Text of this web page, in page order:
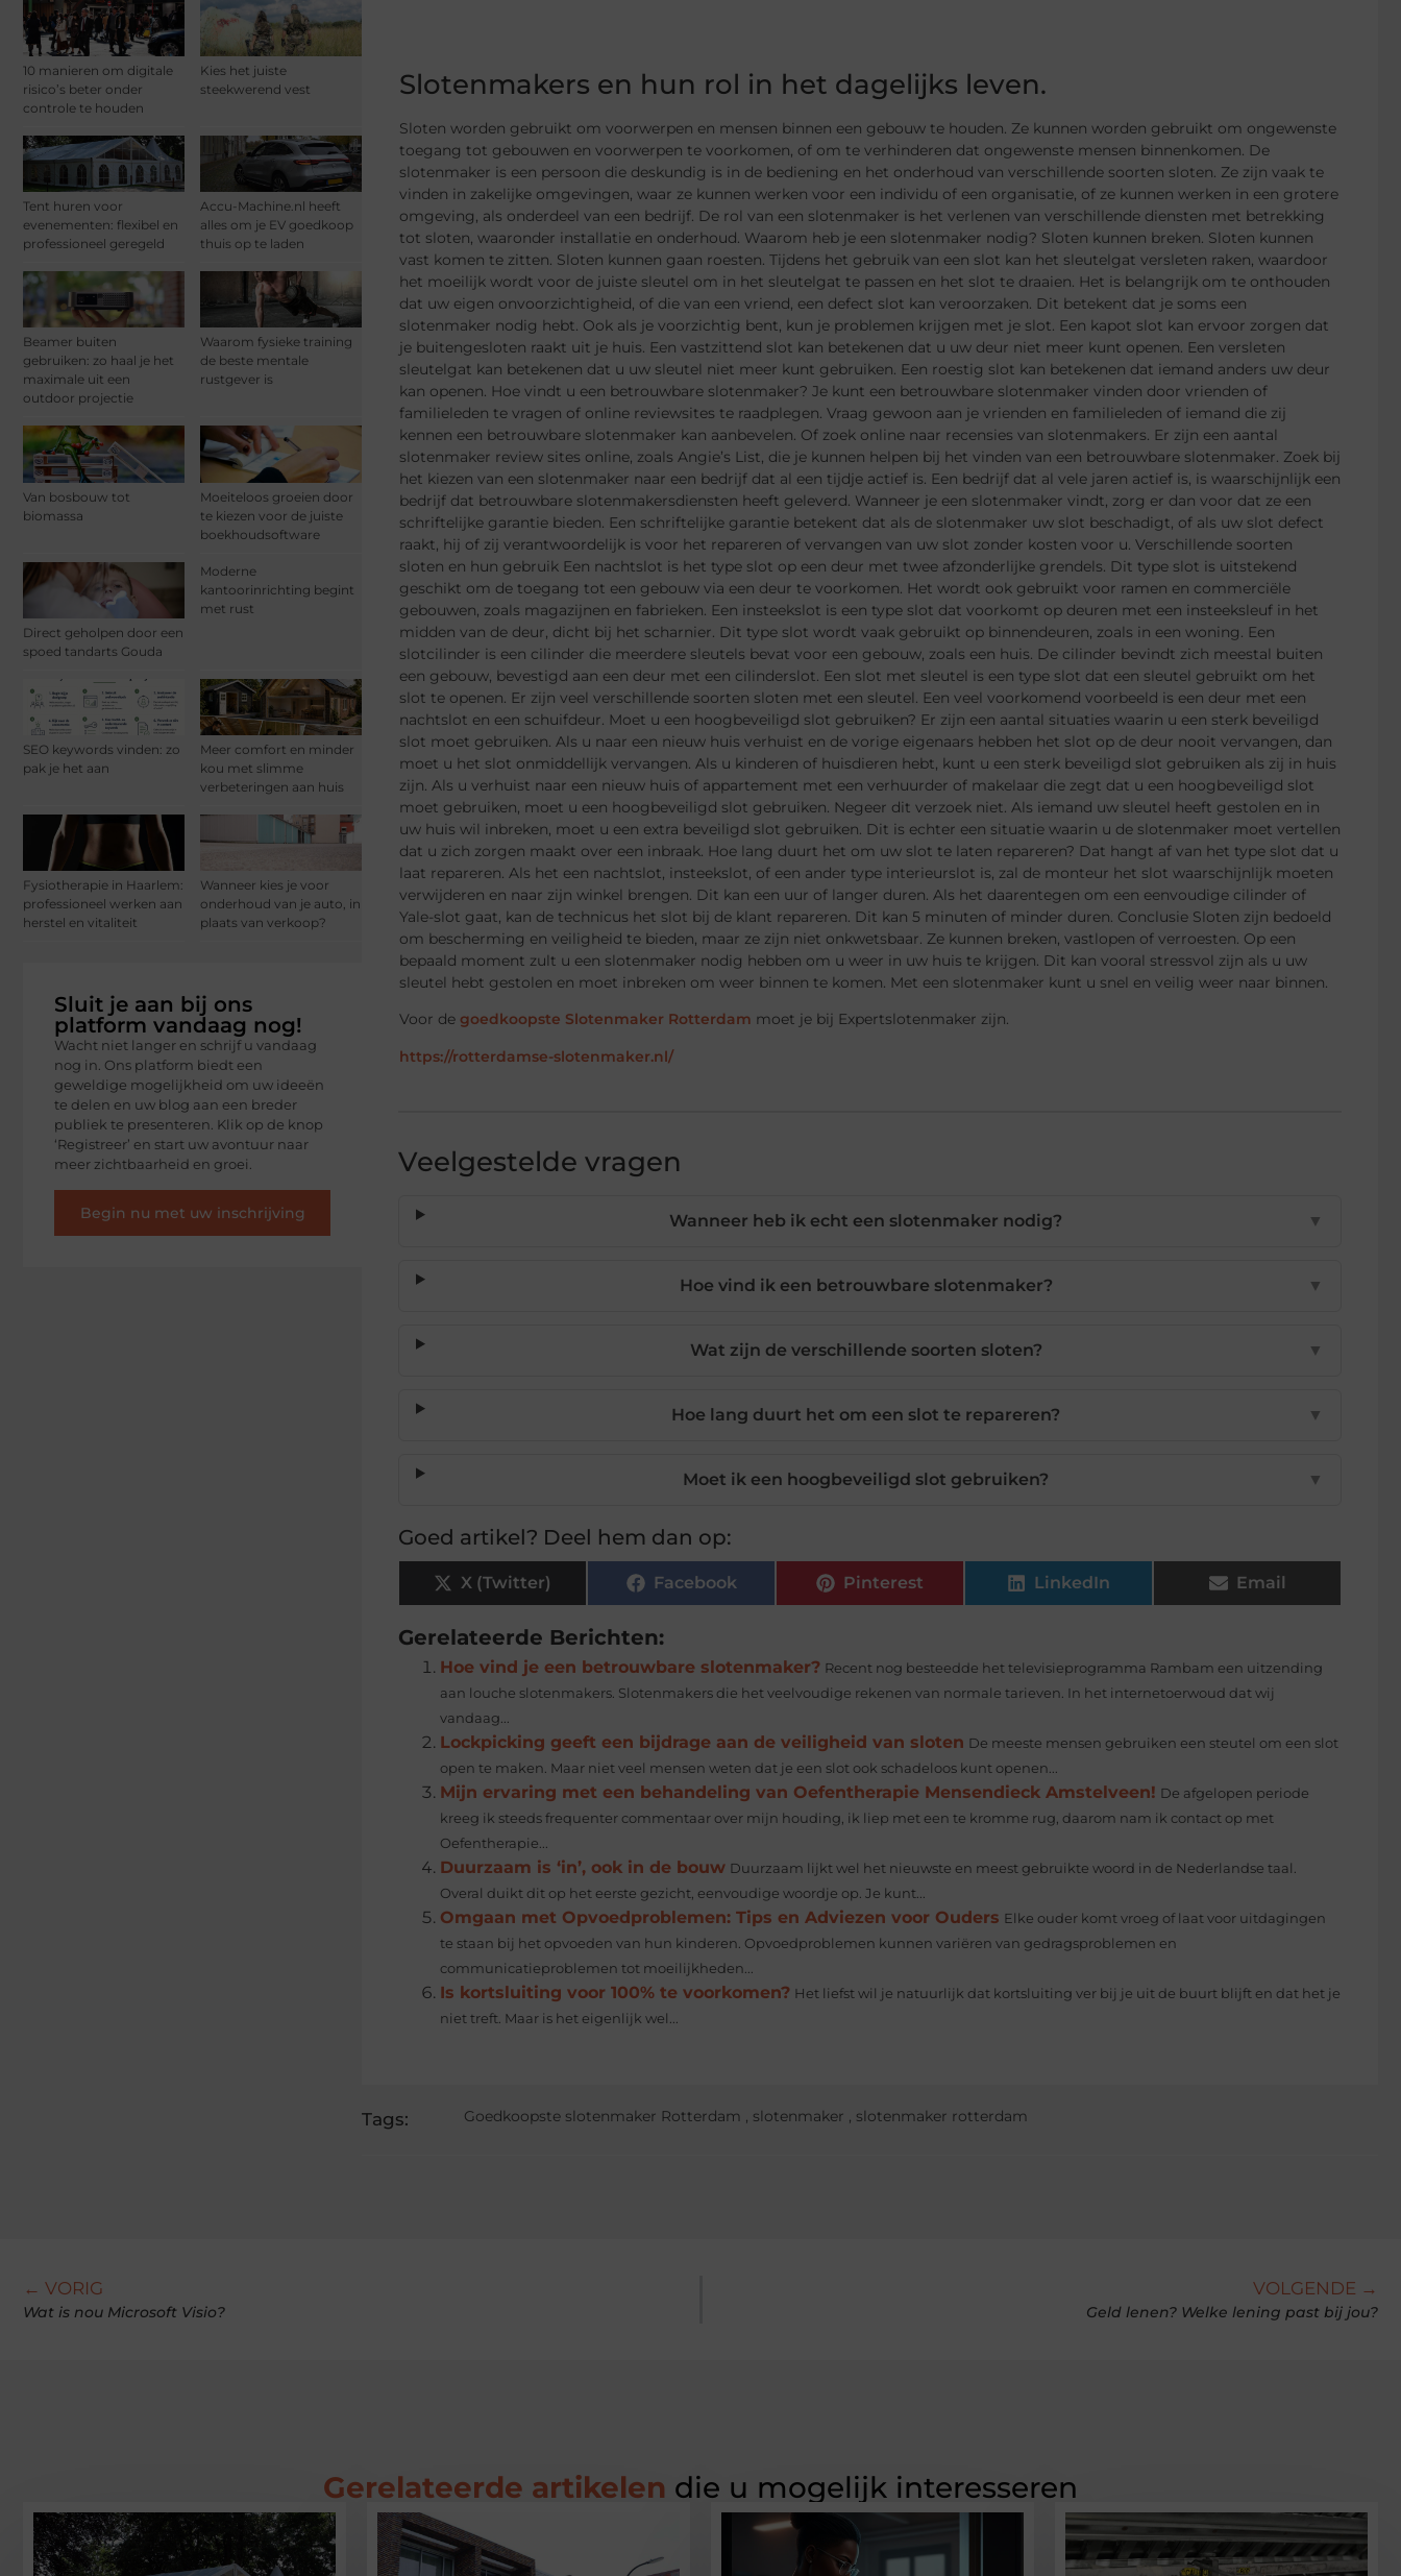
10 manieren om digitale
risico’s beter onder
controle te houden
Kies het juiste
steekwerend vest
Tent huren voor
evenementen: flexibel en
professioneel geregeld
Accu-Machine.nl heeft
alles om je EV goedkoop
thuis op te laden
Beamer buiten
gebruiken: zo haal je het
maximale uit een
outdoor projectie
Waarom fysieke training
de beste mentale
rustgever is
Van bosbouw tot
biomassa
Moeiteloos groeien door
te kiezen voor de juiste
boekhoudsoftware
Direct geholpen door een
spoed tandarts Gouda
Moderne
kantoorinrichting begint
met rust
SEO keywords vinden: zo
pak je het aan
Meer comfort en minder
kou met slimme
verbeteringen aan huis
Fysiotherapie in Haarlem:
professioneel werken aan
herstel en vitaliteit
Wanneer kies je voor
onderhoud van je auto, in
plaats van verkoop?
Sluit je aan bij ons
platform vandaag nog!
Wacht niet langer en schrijf u vandaag
nog in. Ons platform biedt een
geweldige mogelijkheid om uw ideeën
te delen en uw blog aan een breder
publiek te presenteren. Klik op de knop
‘Registreer’ en start uw avontuur naar
meer zichtbaarheid en groei.
Begin nu met uw inschrijving
Slotenmakers en hun rol in het dagelijks leven.
Sloten worden gebruikt om voorwerpen en mensen binnen een gebouw te houden. Ze kunnen worden gebruikt om ongewenste
toegang tot gebouwen en voorwerpen te voorkomen, of om te verhinderen dat ongewenste mensen binnenkomen. De
slotenmaker is een persoon die deskundig is in de bediening en het onderhoud van verschillende soorten sloten. Ze zijn vaak te
vinden in zakelijke omgevingen, waar ze kunnen werken voor een individu of een organisatie, of ze kunnen werken in een grotere
omgeving, als onderdeel van een bedrijf. De rol van een slotenmaker is het verlenen van verschillende diensten met betrekking
tot sloten, waaronder installatie en onderhoud. Waarom heb je een slotenmaker nodig? Sloten kunnen breken. Sloten kunnen
vast komen te zitten. Sloten kunnen gaan roesten. Tijdens het gebruik van een slot kan het sleutelgat versleten raken, waardoor
het moeilijk wordt voor de juiste sleutel om in het sleutelgat te passen en het slot te draaien. Het is belangrijk om te onthouden
dat uw eigen onvoorzichtigheid, of die van een vriend, een defect slot kan veroorzaken. Dit betekent dat je soms een
slotenmaker nodig hebt. Ook als je voorzichtig bent, kun je problemen krijgen met je slot. Een kapot slot kan ervoor zorgen dat
je buitengesloten raakt uit je huis. Een vastzittend slot kan betekenen dat u uw deur niet meer kunt openen. Een versleten
sleutelgat kan betekenen dat u uw sleutel niet meer kunt gebruiken. Een roestig slot kan betekenen dat iemand anders uw deur
kan openen. Hoe vindt u een betrouwbare slotenmaker? Je kunt een betrouwbare slotenmaker vinden door vrienden of
familieleden te vragen of online reviewsites te raadplegen. Vraag gewoon aan je vrienden en familieleden of iemand die zij
kennen een betrouwbare slotenmaker kan aanbevelen. Of zoek online naar recensies van slotenmakers. Er zijn een aantal
slotenmaker review sites online, zoals Angie’s List, die je kunnen helpen bij het vinden van een betrouwbare slotenmaker. Zoek bij
het kiezen van een slotenmaker naar een bedrijf dat al een tijdje actief is. Een bedrijf dat al vele jaren actief is, is waarschijnlijk een
bedrijf dat betrouwbare slotenmakersdiensten heeft geleverd. Wanneer je een slotenmaker vindt, zorg er dan voor dat ze een
schriftelijke garantie bieden. Een schriftelijke garantie betekent dat als de slotenmaker uw slot beschadigt, of als uw slot defect
raakt, hij of zij verantwoordelijk is voor het repareren of vervangen van uw slot zonder kosten voor u. Verschillende soorten
sloten en hun gebruik Een nachtslot is het type slot op een deur met twee afzonderlijke grendels. Dit type slot is uitstekend
geschikt om de toegang tot een gebouw via een deur te voorkomen. Het wordt ook gebruikt voor ramen en commerciële
gebouwen, zoals magazijnen en fabrieken. Een insteekslot is een type slot dat voorkomt op deuren met een insteeksleuf in het
midden van de deur, dicht bij het scharnier. Dit type slot wordt vaak gebruikt op binnendeuren, zoals in een woning. Een
slotcilinder is een cilinder die meerdere sleutels bevat voor een gebouw, zoals een huis. De cilinder bevindt zich meestal buiten
een gebouw, bevestigd aan een deur met een cilinderslot. Een slot met sleutel is een type slot dat een sleutel gebruikt om het
slot te openen. Er zijn veel verschillende soorten sloten met een sleutel. Een veel voorkomend voorbeeld is een deur met een
nachtslot en een schuifdeur. Moet u een hoogbeveiligd slot gebruiken? Er zijn een aantal situaties waarin u een sterk beveiligd
slot moet gebruiken. Als u naar een nieuw huis verhuist en de vorige eigenaars hebben het slot op de deur nooit vervangen, dan
moet u het slot onmiddellijk vervangen. Als u kinderen of huisdieren hebt, kunt u een sterk beveiligd slot gebruiken als zij in huis
zijn. Als u verhuist naar een nieuw huis of appartement met een verhuurder of makelaar die zegt dat u een hoogbeveiligd slot
moet gebruiken, moet u een hoogbeveiligd slot gebruiken. Negeer dit verzoek niet. Als iemand uw sleutel heeft gestolen en in
uw huis wil inbreken, moet u een extra beveiligd slot gebruiken. Dit is echter een situatie waarin u de slotenmaker moet vertellen
dat u zich zorgen maakt over een inbraak. Hoe lang duurt het om uw slot te laten repareren? Dat hangt af van het type slot dat u
laat repareren. Als het een nachtslot, insteekslot, of een ander type interieurslot is, zal de monteur het slot waarschijnlijk moeten
verwijderen en naar zijn winkel brengen. Dit kan een uur of langer duren. Als het daarentegen om een eenvoudige cilinder of
Yale-slot gaat, kan de technicus het slot bij de klant repareren. Dit kan 5 minuten of minder duren. Conclusie Sloten zijn bedoeld
om bescherming en veiligheid te bieden, maar ze zijn niet onkwetsbaar. Ze kunnen breken, vastlopen of verroesten. Op een
bepaald moment zult u een slotenmaker nodig hebben om u weer in uw huis te krijgen. Dit kan vooral stressvol zijn als u uw
sleutel hebt gestolen en moet inbreken om weer binnen te komen. Met een slotenmaker kunt u snel en veilig weer naar binnen.
Voor de goedkoopste Slotenmaker Rotterdam moet je bij Expertslotenmaker zijn.
https://rotterdamse-slotenmaker.nl/
Veelgestelde vragen
Wanneer heb ik echt een slotenmaker nodig? ▼
Hoe vind ik een betrouwbare slotenmaker? ▼
Wat zijn de verschillende soorten sloten? ▼
Hoe lang duurt het om een slot te repareren? ▼
Moet ik een hoogbeveiligd slot gebruiken? ▼
Goed artikel? Deel hem dan op:
X (Twitter) Facebook Pinterest LinkedIn Email
Gerelateerde Berichten:
Hoe vind je een betrouwbare slotenmaker? Recent nog besteedde het televisieprogramma Rambam een uitzending
aan louche slotenmakers. Slotenmakers die het veelvoudige rekenen van normale tarieven. In het internetoerwoud dat wij
vandaag...
Lockpicking geeft een bijdrage aan de veiligheid van sloten De meeste mensen gebruiken een steutel om een slot
open te maken. Maar niet veel mensen weten dat je een slot ook schadeloos kunt openen...
Mijn ervaring met een behandeling van Oefentherapie Mensendieck Amstelveen! De afgelopen periode
kreeg ik steeds frequenter commentaar over mijn houding, ik liep met een te kromme rug, daarom nam ik contact op met
Oefentherapie...
Duurzaam is ‘in’, ook in de bouw Duurzaam lijkt wel het nieuwste en meest gebruikte woord in de Nederlandse taal.
Overal duikt dit op het eerste gezicht, eenvoudige woordje op. Je kunt...
Omgaan met Opvoedproblemen: Tips en Adviezen voor Ouders Elke ouder komt vroeg of laat voor uitdagingen
te staan bij het opvoeden van hun kinderen. Opvoedproblemen kunnen variëren van gedragsproblemen en
communicatieproblemen tot moeilijkheden...
Is kortsluiting voor 100% te voorkomen? Het liefst wil je natuurlijk dat kortsluiting ver bij je uit de buurt blijft en dat het je
niet treft. Maar is het eigenlijk wel...
Tags: Goedkoopste slotenmaker Rotterdam , slotenmaker , slotenmaker rotterdam
← VORIG
Wat is nou Microsoft Visio?
VOLGENDE →
Geld lenen? Welke lening past bij jou?
Gerelateerde artikelen die u mogelijk interesseren